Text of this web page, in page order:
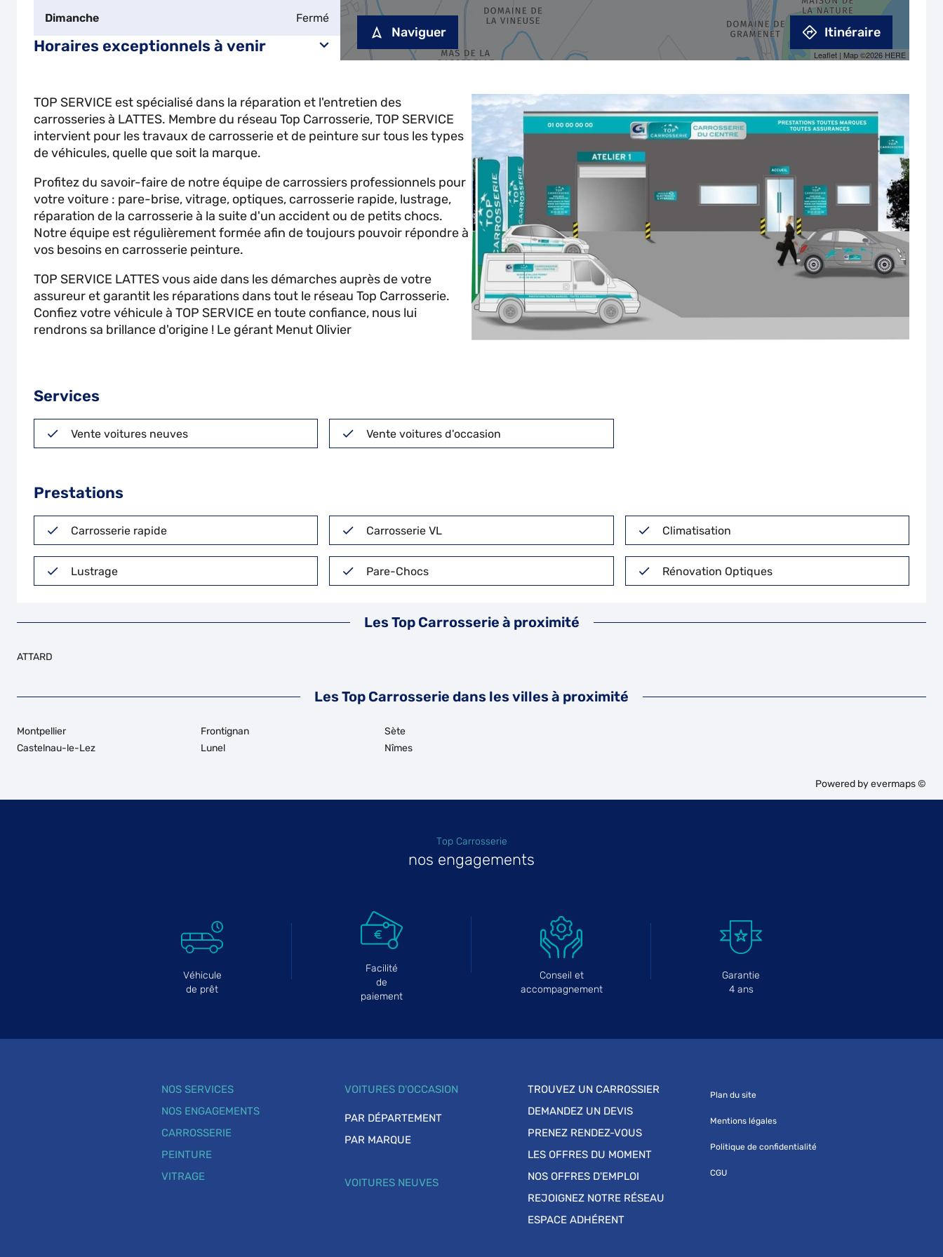
Dimanche Fermé
Horaires exceptionnels à venir Leaflet | Map ©2026 HERE
Naviguer Itinéraire
TOP SERVICE est spécialisé dans la réparation et l'entretien des
carrosseries à LATTES. Membre du réseau Top Carrosserie, TOP SERVICE
intervient pour les travaux de carrosserie et de peinture sur tous les types
de véhicules, quelle que soit la marque.
Profitez du savoir-faire de notre équipe de carrossiers professionnels pour
votre voiture : pare-brise, vitrage, optiques, carrosserie rapide, lustrage,
réparation de la carrosserie à la suite d'un accident ou de petits chocs.
Notre équipe est régulièrement formée afin de toujours pouvoir répondre à
vos besoins en carrosserie peinture.
TOP SERVICE LATTES vous aide dans les démarches auprès de votre
assureur et garantit les réparations dans tout le réseau Top Carrosserie.
Confiez votre véhicule à TOP SERVICE en toute confiance, nous lui
rendrons sa brillance d'origine ! Le gérant Menut Olivier
Services
Vente voitures neuves Vente voitures d'occasion
Prestations
Carrosserie rapide Carrosserie VL Climatisation
Lustrage Pare-Chocs Rénovation Optiques
Les Top Carrosserie à proximité
ATTARD
Les Top Carrosserie dans les villes à proximité
Montpellier
Castelnau-le-Lez
Frontignan
Lunel
Sète
Nîmes
Powered byevermaps ©
Top Carrosserie
nos engagements
Véhicule
de prêt
Facilité
de
paiement
Conseil et
accompagnement
Garantie
4 ans
NOS SERVICES
NOS ENGAGEMENTS
CARROSSERIE
PEINTURE
VITRAGE
VOITURES D'OCCASION
PAR DÉPARTEMENT
PAR MARQUE
VOITURES NEUVES
TROUVEZ UN CARROSSIER
DEMANDEZ UN DEVIS
PRENEZ RENDEZ-VOUS
LES OFFRES DU MOMENT
NOS OFFRES D'EMPLOI
REJOIGNEZ NOTRE RÉSEAU
ESPACE ADHÉRENT
Plan du site
Mentions légales
Politique de confidentialité
CGU